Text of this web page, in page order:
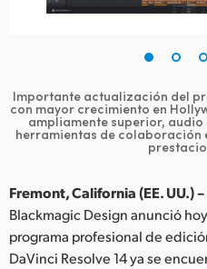
Hong Kong SAR, China
India
Japan
Korea
Importante actualización del
con mayor crecimiento en
ampliamente superior,
herramientas de colaboración
Fremont, California (EE. UU.)
Blackmagic Design anunció
programa profesional de
DaVinci Resolve 14 ya se